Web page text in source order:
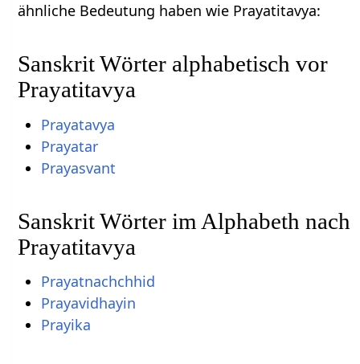
ähnliche Bedeutung haben wie Prayatitavya:
Sanskrit Wörter alphabetisch vor
Prayatitavya
Prayatavya
Prayatar
Prayasvant
Sanskrit Wörter im Alphabeth nach
Prayatitavya
Prayatnachchhid
Prayavidhayin
Prayika